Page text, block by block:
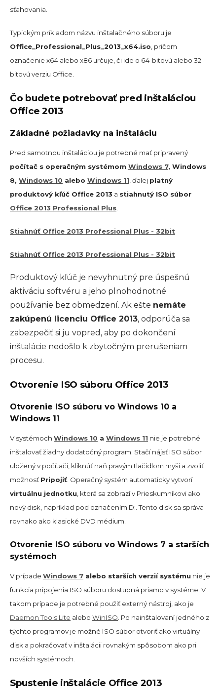
sťahovania.
Typickým príkladom názvu inštalačného súboru je
Office_Professional_Plus_2013_x64.iso , pričom
označenie x64 alebo x86 určuje, či ide o 64-bitovú alebo 32-
bitovú verziu Office.
Čo budete potrebovať pred inštaláciou
Office 2013
Základné požiadavky na inštaláciu
Pred samotnou inštaláciou je potrebné mať pripravený
počítač s operačným systémom Windows 7, Windows
8, Windows 10 alebo Windows 11 , ďalej platný
produktový kľúč Office 2013 a stiahnutý ISO súbor
Office 2013 Professional Plus
Stiahnúť Office 2013 Professional Plus - 32bit
Stiahnúť Office 2013 Professional Plus - 32bit
Produktový kľúč je nevyhnutný pre úspešnú
aktiváciu softvéru a jeho plnohodnotné
používanie bez obmedzení. Ak ešte nemáte
zakúpenú licenciu Office 2013, odporúča sa
zabezpečiť si ju vopred, aby po dokončení
inštalácie nedošlo k zbytočným prerušeniam
procesu.
Otvorenie ISO súboru Office 2013
Otvorenie ISO súboru vo Windows 10 a
Windows 11
V systémoch Windows 10 a Windows 11 nie je potrebné
inštalovať žiadny dodatočný program. Stačí nájsť ISO súbor
uložený v počítači, kliknúť naň pravým tlačidlom myši a zvoliť
možnosť Pripojiť . Operačný systém automaticky vytvorí
virtuálnu jednotku , ktorá sa zobrazí v Prieskumníkovi ako
nový disk, napríklad pod označením D:. Tento disk sa správa
rovnako ako klasické DVD médium.
Otvorenie ISO súboru vo Windows 7 a starších
systémoch
V prípade Windows 7 alebo starších verzií systému nie je
funkcia pripojenia ISO súboru dostupná priamo v systéme. V
takom prípade je potrebné použiť externý nástroj, ako je
Daemon Tools Lite alebo WinISO . Po nainštalovaní jedného z
týchto programov je možné ISO súbor otvoriť ako virtuálny
disk a pokračovať v inštalácii rovnakým spôsobom ako pri
novších systémoch.
Spustenie inštalácie Office 2013